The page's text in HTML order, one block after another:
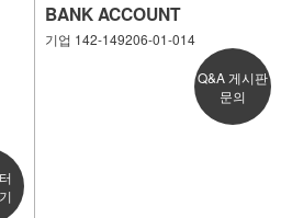
BANK ACCOUNT
기업 142-149206-01-014
Q&A 게시판
문의